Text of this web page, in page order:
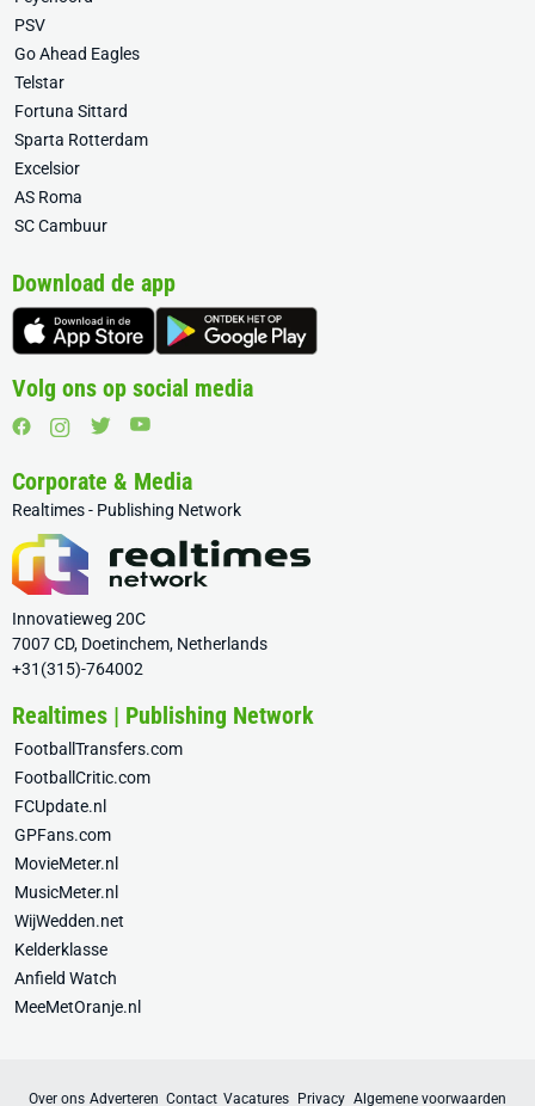
PSV
Go Ahead Eagles
Telstar
Fortuna Sittard
Sparta Rotterdam
Excelsior
AS Roma
SC Cambuur
Download de app
Volg ons op social media
Corporate & Media
Realtimes - Publishing Network
Innovatieweg 20C
7007 CD, Doetinchem, Netherlands
+31(315)-764002
Realtimes | Publishing Network
FootballTransfers.com
FootballCritic.com
FCUpdate.nl
GPFans.com
MovieMeter.nl
MusicMeter.nl
WijWedden.net
Kelderklasse
Anfield Watch
MeeMetOranje.nl
Over ons Adverteren Contact Vacatures Privacy Algemene voorwaarden